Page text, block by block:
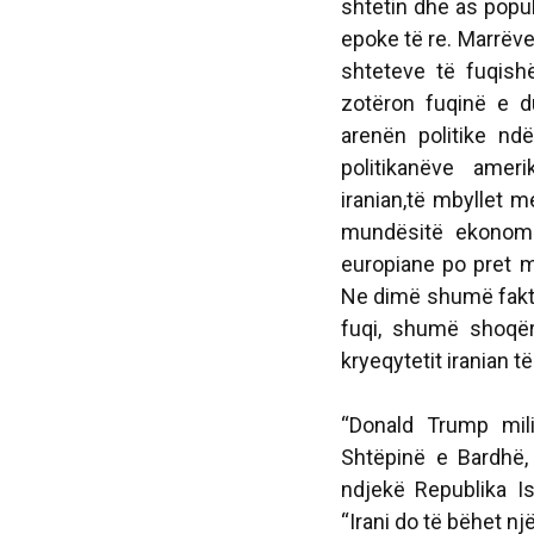
shtetin dhe as
epoke të re.
shteteve të
zotëron fuqinë e
arenën politike
politikanëve
iranian,të mbyllet
mundësitë
europiane po pret
Ne dimë shumë
fuqi, shumë
kryeqytetit iranian
“Donald Trump
Shtëpinë e
ndjekë Republika
“Irani do të bëhet